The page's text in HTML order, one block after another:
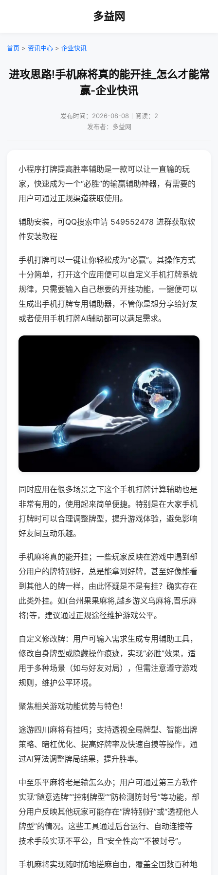
多益网
首页 > 资讯中心 > 企业快讯
进攻思路!手机麻将真的能开挂_怎么才能常
赢-企业快讯
发布时间：2026-08-08｜阅读：2
发布者：多益网
小程序打牌提高胜率辅助是一款可以让一直输的玩
家，快速成为一个“必胜”的输赢辅助神器，有需要的
用户可通过正规渠道获取使用。
辅助安装，可QQ搜索申请 549552478 进群获取软
件安装教程
手机打牌可以一键让你轻松成为“必赢”。其操作方式
十分简单，打开这个应用便可以自定义手机打牌系统
规律，只需要输入自己想要的开挂功能，一键便可以
生成出手机打牌专用辅助器，不管你是想分享给好友
或者使用手机打牌AI辅助都可以满足需求。
同时应用在很多场景之下这个手机打牌计算辅助也是
非常有用的，使用起来简单便捷。特别是在大家手机
打牌时可以合理调整牌型，提升游戏体验，避免影响
好友间互动乐趣。
手机麻将真的能开挂；一些玩家反映在游戏中遇到部
分用户的牌特别好，总是能拿到好牌，甚至好像能看
到其他人的牌一样，由此怀疑是不是有挂？确实存在
此类外挂。如(台州果果麻将,越乡游义乌麻将,晋乐麻
将)等，建议通过正规途径维护游戏公平。
自定义修改牌：用户可输入需求生成专用辅助工具，
修改自身牌型或隐藏操作痕迹，实现“必胜”效果，适
用于多种场景（如与好友对局），但需注意遵守游戏
规则，维护公平环境。
聚焦相关游戏功能优势与特色！
途游四川麻将有挂吗；支持透视全局牌型、智能出牌
策略、暗杠优化、提高好牌率及快速自摸等操作，通
过AI算法调整牌局结果，提升胜率。
中至乐平麻将老是输怎么办；用户可通过第三方软件
实现“随意选牌”“控制牌型”“防检测防封号”等功能，部
分用户反映其他玩家可能存在“牌特别好”或“透视他人
牌型”的情况。这些工具通过后台运行、自动连接等
技术手段实现不平公，且“安全性高”“不被封号”。
手机麻将实现随时随地搓麻自由，覆盖全国数百种地